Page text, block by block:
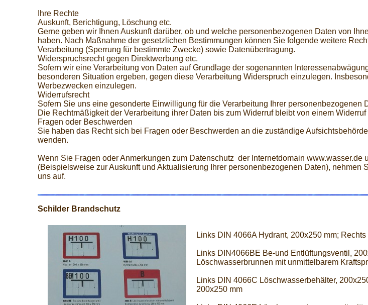
Ihre Rechte
Auskunft, Berichtigung, Löschung etc.
Gerne geben wir Ihnen Auskunft darüber, ob und welche personenbezogenen Daten von
haben. Nach Maßnahme der gesetzlichen Bestimmungen können Sie folgende weitere
Verarbeitung (Sperrung für bestimmte Zwecke) sowie Datenübertragung.
Widerspruchsrecht gegen Direktwerbung etc.
Sofern wir eine Verarbeitung von Daten auf Grundlage der sogenannten
besonderen Situation ergeben, gegen diese Verarbeitung Widerspruch einzulegen.
Werbezwecken einzulegen.
Widerrufsrecht
Sofern Sie uns eine gesonderte Einwilligung für die Verarbeitung Ihrer
Die Rechtmäßigkeit der Verarbeitung ihrer Daten bis zum Widerruf bleibt von einem Widerruf
Fragen oder Beschwerden
Sie haben das Recht sich bei Fragen oder Beschwerden an die zuständige
wenden.
Wenn Sie Fragen oder Anmerkungen zum Datenschutz der Internetdomain
(Beispielsweise zur Auskunft und Aktualisierung Ihrer personenbezogenen Daten),
uns auf.
Schilder Brandschutz
Links DIN 4066A Hydrant, 200x250 mm;
Links DIN4066BE Be-und Entlüftungsventil,
Löschwasserbrunnen mit unmittelbarem
Links DIN 4066C Löschwasserbehälter,
200x250 mm